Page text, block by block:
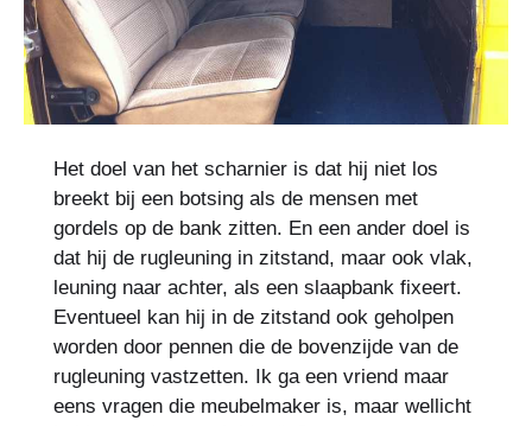
Het doel van het scharnier is dat hij niet los
breekt bij een botsing als de mensen met
gordels op de bank zitten. En een ander doel is
dat hij de rugleuning in zitstand, maar ook vlak,
leuning naar achter, als een slaapbank fixeert.
Eventueel kan hij in de zitstand ook geholpen
worden door pennen die de bovenzijde van de
rugleuning vastzetten. Ik ga een vriend maar
eens vragen die meubelmaker is, maar wellicht